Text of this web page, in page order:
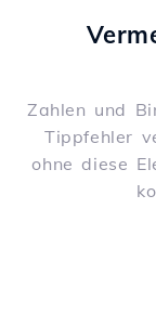
Zahlen und
Tippfehler
ohne diese